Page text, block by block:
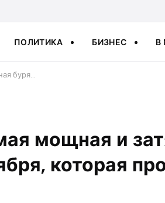
ПОЛИТИКА БИЗНЕС В
буря…
мощная и
которая